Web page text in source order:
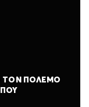
ΤΟΝ ΠΌΛΕΜΟ
ΠΟΥ